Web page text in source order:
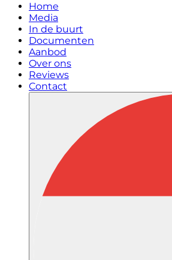
Home
Media
In de buurt
Documenten
Aanbod
Over ons
Reviews
Contact